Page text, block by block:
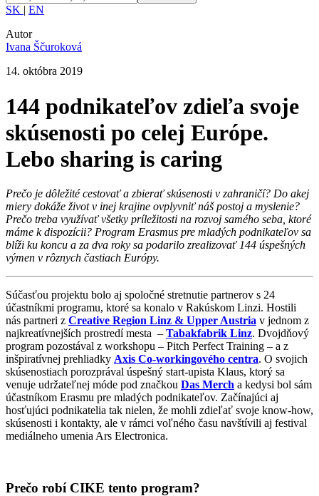
SK | EN
Autor
Ivana Ščuroková
14. októbra 2019
144 podnikateľov zdieľa svoje
skúsenosti po celej Európe.
Lebo sharing is caring
Prečo je dôležité cestovať a zbierať skúsenosti v zahraničí? Do akej
miery dokáže život v inej krajine ovplyvniť náš postoj a myslenie?
Prečo treba využívať všetky príležitosti na rozvoj samého seba, ktoré
máme k dispozícii? Program Erasmus pre mladých podnikateľov sa
blíži ku koncu a za dva roky sa podarilo zrealizovať 144 úspešných
výmen v rôznych častiach Európy.
Súčasťou projektu bolo aj spoločné stretnutie partnerov s 24
účastníkmi programu, ktoré sa konalo v Rakúskom Linzi. Hostili
nás partneri z Creative Region Linz & Upper Austria v jednom z
najkreatívnejších prostredí mesta – Tabakfabrik Linz. Dvojdňový
program pozostával z workshopu – Pitch Perfect Training – a z
inšpiratívnej prehliadky Axis Co-workingového centra. O svojich
skúsenostiach porozprával úspešný start-upista Klaus, ktorý sa
venuje udržateľnej móde pod značkou Das Merch a kedysi bol sám
účastníkom Erasmu pre mladých podnikateľov. Začínajúci aj
hosťujúci podnikatelia tak nielen, že mohli zdieľať svoje know-how,
skúsenosti i kontakty, ale v rámci voľného času navštívili aj festival
mediálneho umenia Ars Electronica.
Prečo robí CIKE tento program?